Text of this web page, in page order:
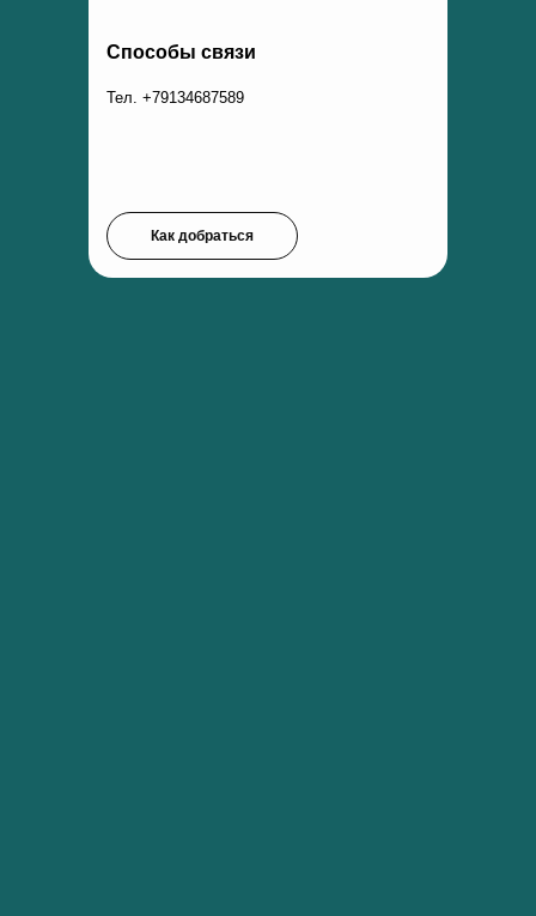
Способы связи
Тел. +79134687589
Как добраться